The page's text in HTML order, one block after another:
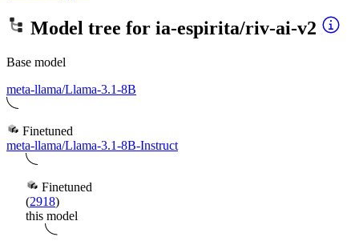
Model tree for ia-espirita/riv-ai-v2
Base model
meta-llama/Llama-3.1-8B
Finetuned
meta-llama/Llama-3.1-8B-Instruct
Finetuned
(2918)
this model